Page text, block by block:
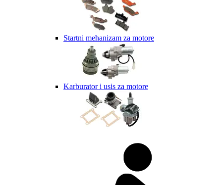
Startni mehanizam za motore
Karburator i usis za motore